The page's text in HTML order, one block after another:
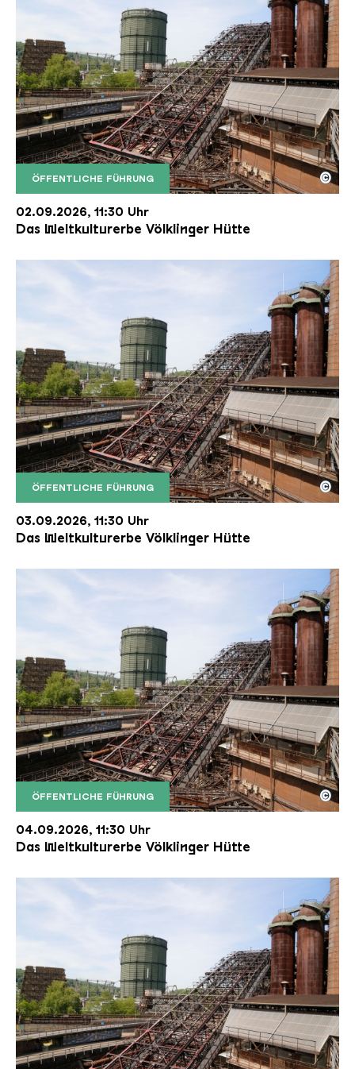
ÖFFENTLICHE FÜHRUNG
Der Erzschrägaufzug der Völklinger Hütte mit
Copyright: Weltkulturerbe Völklinger Hütte | Karl
©
02.09.2026, 11:30 Uhr
Das Weltkulturerbe Völklinger Hütte
ÖFFENTLICHE FÜHRUNG
Der Erzschrägaufzug der Völklinger Hütte mit
Copyright: Weltkulturerbe Völklinger Hütte | Karl
©
03.09.2026, 11:30 Uhr
Das Weltkulturerbe Völklinger Hütte
ÖFFENTLICHE FÜHRUNG
Der Erzschrägaufzug der Völklinger Hütte mit
Copyright: Weltkulturerbe Völklinger Hütte | Karl
©
04.09.2026, 11:30 Uhr
Das Weltkulturerbe Völklinger Hütte